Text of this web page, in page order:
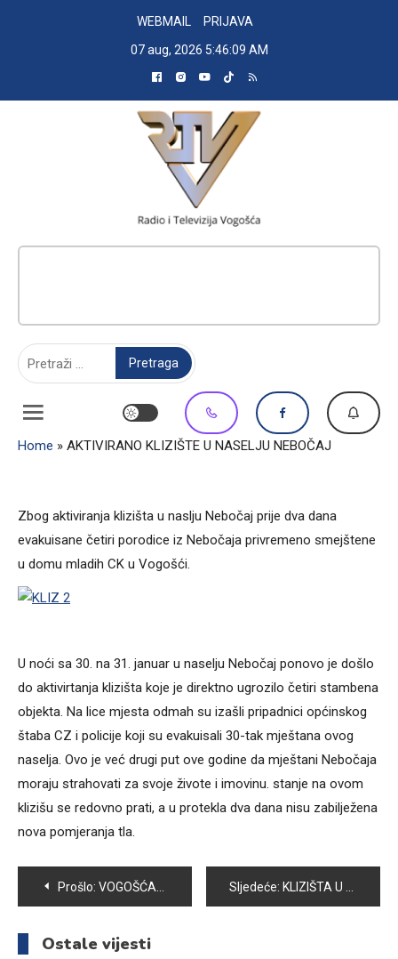
WEBMAIL
PRIJAVA
07 aug, 2026 5:46:10 AM
Home » AKTIVIRANO KLIZIŠTE U NASELJU NEBOČAJ
Zbog aktiviranja klizišta u naslju Nebočaj prije dva dana
evakuisane četiri porodice iz Nebočaja privremeno smejštene
u domu mladih CK u Vogošći.
U noći sa 30. na 31. januar u naselju Nebočaj ponovo je došlo
do aktivirtanja klizišta koje je direktno ugrozilo četiri stambena
objekta. Na lice mjesta odmah su izašli pripadnici općinskog
štaba CZ i policije koji su evakuisali 30-tak mještana ovog
naselja. Ovo je već drugi put ove godine da mještani Nebočaja
moraju strahovati za svoje živote i imovinu. stanje na ovom
klizišu se redovno prati, a u protekla dva dana nisu zabilježena
nova pomjeranja tla.
Navigacija
članaka
Prošlo: VOGOŠĆANSKA HRONIKA Sljedeće: KLIZIŠTA U OPĆINI VOGOŠĆA
Ostale vijesti